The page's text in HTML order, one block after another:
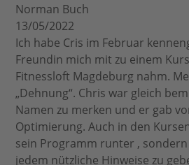
Norman Buch
13/05/2022
Ich habe Cris im Februar
Freundin mich mit zu einem
Fitnessloft Magdeburg nahm.
„Dehnung“. Chris war gleich
Namen zu merken und er gab
Optimierung. Auch in den
sein Programm runter ,
jedem nützliche Hinweise zu